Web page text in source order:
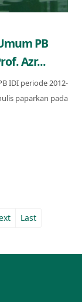
PB
Azr...
IDI periode 2012-
paparkan pada
Last